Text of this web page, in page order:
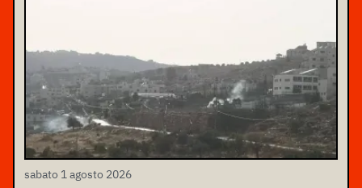
sabato 1 agosto 2026